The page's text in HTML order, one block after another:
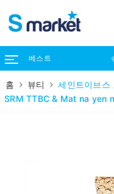
베스트
홈 뷰티
세인트이브스
SRM TTBC & Mat na yen